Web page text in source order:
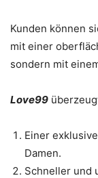
Kunden können
mit einer
sondern mit
Love99
Einer
Damen.
Schneller und